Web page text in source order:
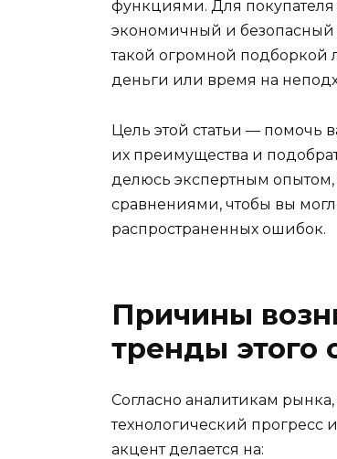
функциями. Для
экономичный и безопасный
такой огромной подборкой
деньги или время на
Цель этой статьи — помочь
их преимущества и
делюсь экспертным
сравнениями, чтобы вы
распространенных ошибок.
Причины
тренды этого
Согласно аналитикам
технологический прогресс
акцент делается на: